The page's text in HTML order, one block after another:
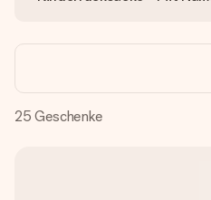
25 Geschenke